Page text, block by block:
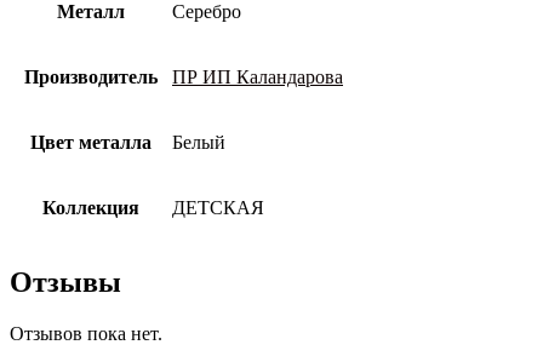
Металл Серебро
Производитель ПР ИП Каландарова
Цвет металла Белый
Коллекция ДЕТСКАЯ
Отзывы
Отзывов пока нет.